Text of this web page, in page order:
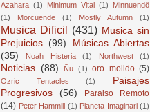
Azahara (1) Minimum Vital (1)
Minnuendö
(1)
Morcuende (1) Mostly Autumn (1)
Musica Dificil (431) Musica sin
Prejuicios (99)
Músicas Abiertas
(35)
Noah Histeria (1) Northwest (1)
Noticias (88) Ñu (1) oro molido (5)
Ozric Tentacles (1)
Paisajes
Progresivos
(56)
Paraiso Remoto
(14) Peter Hammill (1) Planeta Imaginari (1)